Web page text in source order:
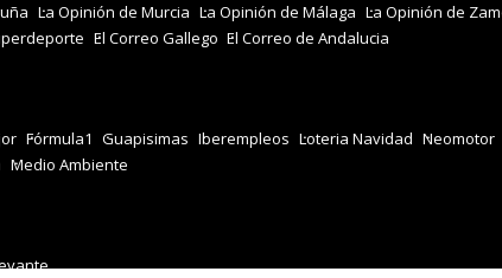
La Opinión de Murcia La Opinión de Málaga La Opinión de
El Correo Gallego El Correo de Andalucia
Fórmula1 Guapisimas Iberempleos Loteria Navidad Neomotor
Medio Ambiente